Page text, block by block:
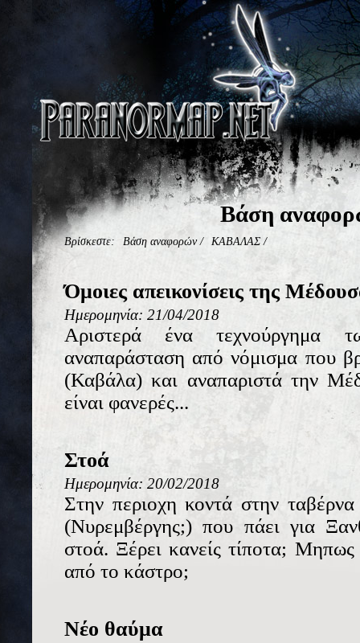
Βάση
Βρίσκεστε: Βάση αναφορών/ ΚΑΒΑΛΑΣ /
Όμοιες απεικονίσεις της
Ημερομηνία: 21/04/2018
Αριστερά ένα τεχνούργημα
αναπαράσταση από νόμισμα που
(Καβάλα) και αναπαριστά την
είναι φανερές...
Στοά
Ημερομηνία: 20/02/2018
Στην περιοχη κοντά στην
(Νυρεμβέργης;) που πάει για
στοά. Ξέρει κανείς τίποτα;
από το κάστρο;
Νέο θαύμα